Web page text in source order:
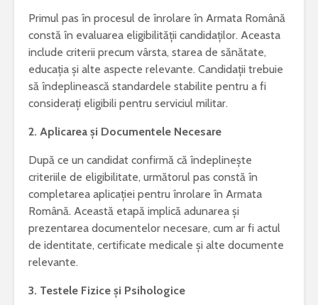
Primul pas în procesul de înrolare în Armata Română
constă în evaluarea eligibilității candidaților. Aceasta
include criterii precum vârsta, starea de sănătate,
educația și alte aspecte relevante. Candidații trebuie
să îndeplinească standardele stabilite pentru a fi
considerați eligibili pentru serviciul militar.
2. Aplicarea și Documentele Necesare
După ce un candidat confirmă că îndeplinește
criteriile de eligibilitate, următorul pas constă în
completarea aplicației pentru înrolare în Armata
Română. Această etapă implică adunarea și
prezentarea documentelor necesare, cum ar fi actul
de identitate, certificate medicale și alte documente
relevante.
3. Testele Fizice și Psihologice
transmis la nivel
global
probleme
prevenite
„Iona” de Marin
Sorescu – opera ce
a schimbat
Esti pasionat de muzica? Invata un
Ce este acneea
NUVELA REALISTA